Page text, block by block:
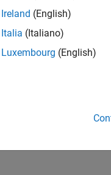
Ireland (English)
Italia (Italiano)
Luxembourg (English)